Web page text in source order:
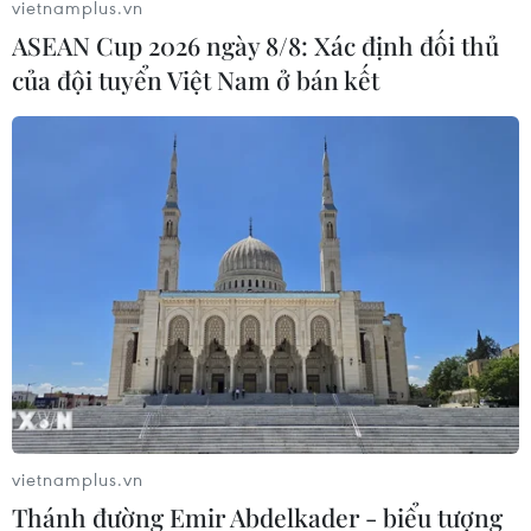
Hội nghị xúc tiến đầu tư, thương mại và
du lịch Hà Nội tại Nga
Hội nghị xúc tiến đầu tư, thương mại và du lịch Hà Nội
đã được tổ chức trong khuôn khổ Tuần lễ hàng Hà Nội
tại Moskva, Nga năm 2016.
vietnamplus.vn
ASEAN Cup 2026 ngày 8/8: Xác định đối thủ
của đội tuyển Việt Nam ở bán kết
vietnamplus.vn
Thánh đường Emir Abdelkader - biểu tượng